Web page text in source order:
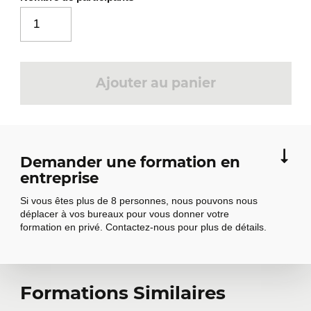
Ajouter au panier
Demander une formation en
entreprise
Si vous êtes plus de 8 personnes, nous pouvons nous
déplacer à vos bureaux pour vous donner votre
formation en privé. Contactez-nous pour plus de détails.
Demander une
Formations Similaires